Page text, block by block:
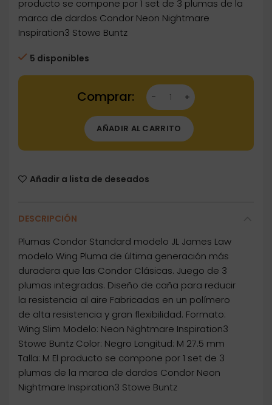
producto se compone por 1 set de 3 plumas de la
marca de dardos Condor Neon Nightmare
Inspiration3 Stowe Buntz
5 disponibles
Dartstore Plumas Condor Axe Neon
AÑADIR AL CARRITO
Añadir a lista de deseados
DESCRIPCIÓN
Plumas Condor Standard modelo JL James Law
modelo Wing Pluma de última generación más
duradera que las Condor Clásicas. Juego de 3
plumas integradas. Diseño de caña para reducir
la resistencia al aire Fabricadas en un polímero
de alta resistencia y gran flexibilidad. Formato:
Wing Slim Modelo: Neon Nightmare Inspiration3
Stowe Buntz Color: Negro Longitud: M 27.5 mm
Talla: M El producto se compone por 1 set de 3
plumas de la marca de dardos Condor Neon
Nightmare Inspiration3 Stowe Buntz